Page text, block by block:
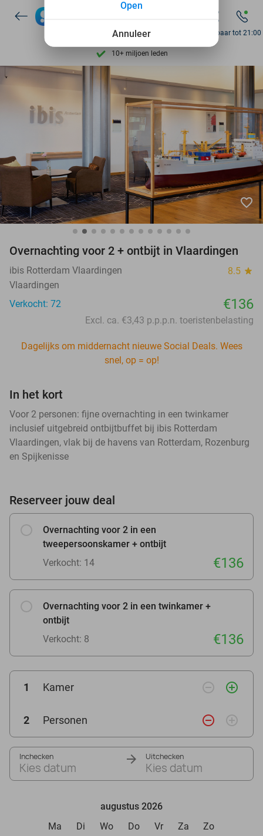
7 dagen per week beschikbaar
10+ miljoen leden
9,4 op basis van
7 dagen per week beschikbaar
10+ miljoen leden
Bereikbaar tot 21:00
favorite_border
Overnachting voor 2 + ontbijt in Vlaardingen
ibis Rotterdam Vlaardingen 8.5 star
Vlaardingen
Verkocht: 72
€136
Excl. ca. €3,43 p.p.p.n. toeristenbelasting
Dagelijks om middernacht nieuwe Social Deals. Wees
snel, op = op!
In het kort
Voor 2 personen: fijne overnachting in een twinkamer
inclusief uitgebreid ontbijtbuffet bij ibis Rotterdam
Vlaardingen, vlak bij de havens van Rotterdam, Rozenburg
en Spijkenisse
Reserveer jouw deal
Overnachting voor 2 in een
tweepersoonskamer + ontbijt
Verkocht: 14
€136
Overnachting voor 2 in een twinkamer +
ontbijt
Verkocht: 8
€136
1 Kamer remove_circle_outline add_circle_outline
2 Personen remove_circle_outline add_circle_outline
Inchecken
Kies datum
Uitchecken
Kies datum
augustus 2026
Ma
Di Wo Do Vr Za Zo
Annuleer
Open